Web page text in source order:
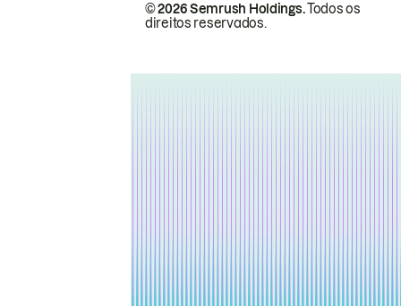
© 2026 Semrush Holdings.Todos os
direitos reservados.